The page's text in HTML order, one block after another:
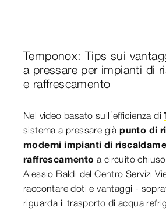
Temponox: Tips sui
a pressare per impianti di
e raffrescamento
Nel video basato sull’efficienza di
sistema a pressare giàpunto di
moderni impianti di
raffrescamento a circuito
Alessio Baldi del Centro Servizi
raccontare doti e vantaggi -
riguarda il trasporto di acqua